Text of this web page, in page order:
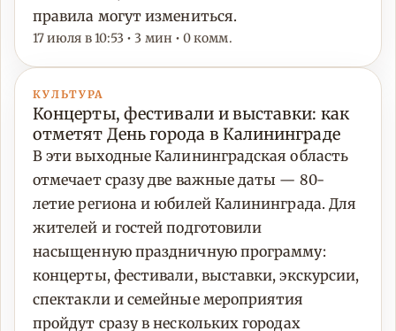
правила могут измениться.
17 июля в 10:53 • 3 мин • 0 комм.
КУЛЬТУРА
Концерты, фестивали и выставки: как
отметят День города в Калининграде
В эти выходные Калининградская область
отмечает сразу две важные даты — 80-
летие региона и юбилей Калининграда. Для
жителей и гостей подготовили
насыщенную праздничную программу:
концерты, фестивали, выставки, экскурсии,
спектакли и семейные мероприятия
пройдут сразу в нескольких городах